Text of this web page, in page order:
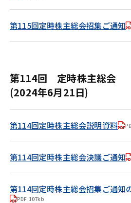
第115回定時株主総会招集ご通知
第114回 定時株主総会
(2024年6月21日)
第114回定時株主総会説明資料
第114回定時株主総会決議ご通知
第114回定時株主総会招集ご通知
PDF:107kb